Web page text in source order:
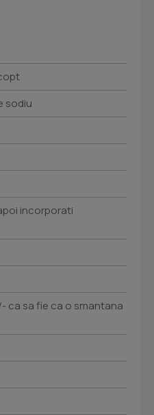
sodiu
incorporati
ca sa fie ca o smantana